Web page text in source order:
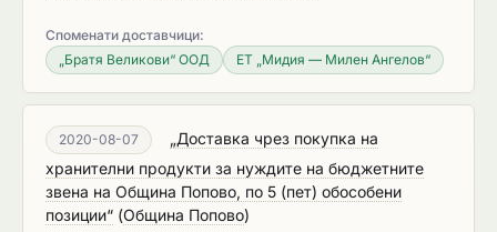
Споменати доставчици:
„Братя Великови“ ООД
ЕТ „Мидия — Милен Ангелов“
2020-08-07
„Доставка чрез покупка на
хранителни продукти за нуждите на бюджетните
звена на Община Попово, по 5 (пет) обособени
позиции“ (Община Попово)